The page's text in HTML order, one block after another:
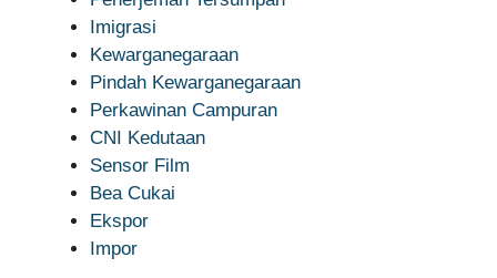
Imigrasi
Kewarganegaraan
Pindah Kewarganegaraan
Perkawinan Campuran
CNI Kedutaan
Sensor Film
Bea Cukai
Ekspor
Impor